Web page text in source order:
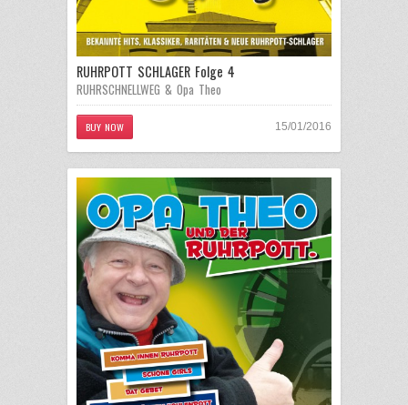
RUHRPOTT SCHLAGER Folge 4
RUHRSCHNELLWEG & Opa Theo
BUY NOW 15/01/2016